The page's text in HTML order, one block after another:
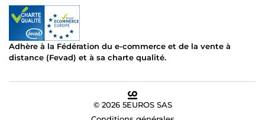
Adhère à la Fédération du e-commerce et de la vente à
distance (Fevad) et à sa charte qualité.
© 2026 5EUROS SAS